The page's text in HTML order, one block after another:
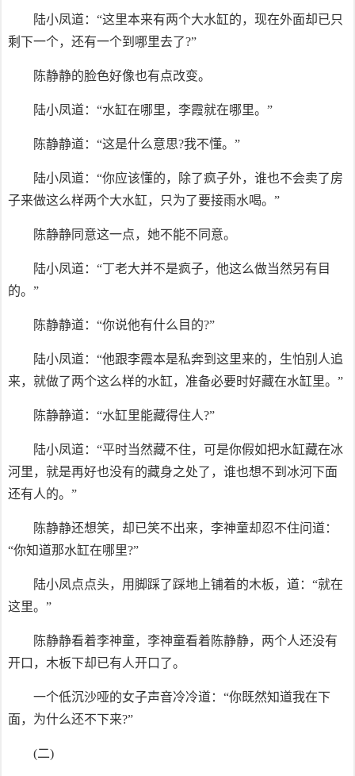
陆小凤道：“这里本来有两个大水缸的，现在外面却已只
剩下一个，还有一个到哪里去了?”
陈静静的脸色好像也有点改变。
陆小凤道：“水缸在哪里，李霞就在哪里。”
陈静静道：“这是什么意思?我不懂。”
陆小凤道：“你应该懂的，除了疯子外，谁也不会卖了房
子来做这么样两个大水缸，只为了要接雨水喝。”
陈静静同意这一点，她不能不同意。
陆小凤道：“丁老大并不是疯子，他这么做当然另有目
的。”
陈静静道：“你说他有什么目的?”
陆小凤道：“他跟李霞本是私奔到这里来的，生怕别人追
来，就做了两个这么样的水缸，准备必要时好藏在水缸里。”
陈静静道：“水缸里能藏得住人?”
陆小凤道：“平时当然藏不住，可是你假如把水缸藏在冰
河里，就是再好也没有的藏身之处了，谁也想不到冰河下面
还有人的。”
陈静静还想笑，却已笑不出来，李神童却忍不住问道：
“你知道那水缸在哪里?”
陆小凤点点头，用脚踩了踩地上铺着的木板，道：“就在
这里。”
陈静静看着李神童，李神童看着陈静静，两个人还没有
开口，木板下却已有人开口了。
一个低沉沙哑的女子声音冷冷道：“你既然知道我在下
面，为什么还不下来?”
(二)